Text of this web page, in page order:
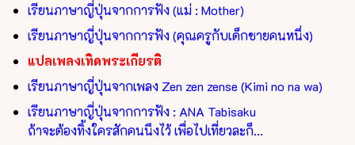
เรียนภาษาญี่ปุ่นจากการฟัง (แม่ : Mother)
เรียนภาษาญี่ปุ่นจากการฟัง (คุณครูกับเด็กชายคนหนึ่ง)
แปลเพลงเทิดพระเกียรติ
เรียนภาษาญี่ปุ่นจากเพลง Zen zen zense (Kimi no na wa)
เรียนภาษาญี่ปุ่นจากการฟัง : ANA Tabisaku
ถ้าจะต้องทิ้งใครสักคนนึงไว้ เพื่อไปเที่ยวละก็...